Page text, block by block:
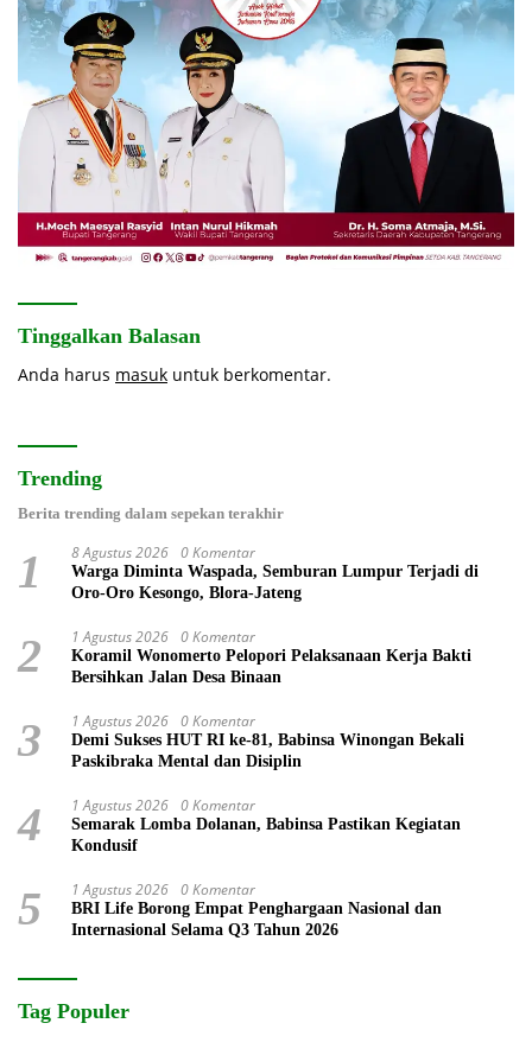
Tinggalkan Balasan
Anda harus masuk untuk berkomentar.
Trending
Berita trending dalam sepekan terakhir
1 8 Agustus 2026 0 Komentar
Warga Diminta Waspada, Semburan Lumpur Terjadi di
Oro-Oro Kesongo, Blora-Jateng
2 1 Agustus 2026 0 Komentar
Koramil Wonomerto Pelopori Pelaksanaan Kerja Bakti
Bersihkan Jalan Desa Binaan
3 1 Agustus 2026 0 Komentar
Demi Sukses HUT RI ke-81, Babinsa Winongan Bekali
Paskibraka Mental dan Disiplin
4 1 Agustus 2026 0 Komentar
Semarak Lomba Dolanan, Babinsa Pastikan Kegiatan
Kondusif
5 1 Agustus 2026 0 Komentar
BRI Life Borong Empat Penghargaan Nasional dan
Internasional Selama Q3 Tahun 2026
Tag Populer